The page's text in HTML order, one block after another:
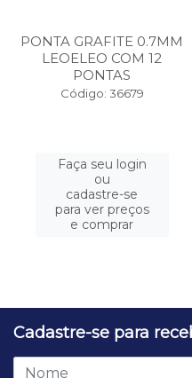
PONTA GRAFITE 0.7MM
LEOELEO COM 12
PONTAS
Código: 36679
Faça seu login
ou
cadastre-se
para ver preços
e comprar
Cadastre-se para